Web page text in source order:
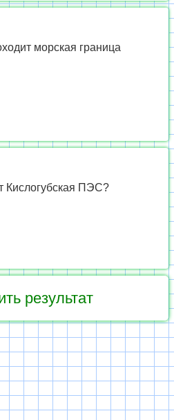
морская граница
Кислогубская ПЭС?